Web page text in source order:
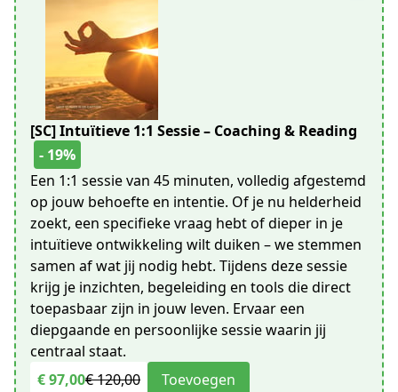
[SC] Intuïtieve 1:1 Sessie – Coaching & Reading
- 19%
Een 1:1 sessie van 45 minuten, volledig afgestemd
op jouw behoefte en intentie. Of je nu helderheid
zoekt, een specifieke vraag hebt of dieper in je
intuïtieve ontwikkeling wilt duiken – we stemmen
samen af wat jij nodig hebt. Tijdens deze sessie
krijg je inzichten, begeleiding en tools die direct
toepasbaar zijn in jouw leven. Ervaar een
diepgaande en persoonlijke sessie waarin jij
centraal staat.
€ 97,00€ 120,00 Toevoegen